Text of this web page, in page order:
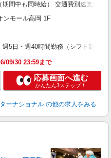
間中も同時給） 交通費別途支給
ンモール高岡 1F
週5日・週40時間勤務（シフト制
09/30 23:59まで
応募画面へ進む
かんたん3ステップ！
ーナショナル の他の求人をみる